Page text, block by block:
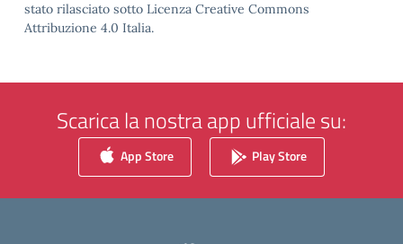
stato rilasciato sotto Licenza Creative Commons
Attribuzione 4.0 Italia.
Scarica la nostra app ufficiale su:
App Store Play Store